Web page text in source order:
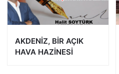
AKDENİZ, BİR AÇIK
HAVA HAZİNESİ